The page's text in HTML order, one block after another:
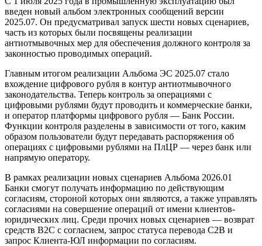
введен новый альбом электронных сообщений версии
2025.07. Он предусматривал запуск шести новых сценариев,
часть из которых были посвящены реализации
антиотмывочных мер для обеспечения должного контроля за
законностью проводимых операций.
Главным итогом реализации Альбома ЭС 2025.07 стало
вхождение цифрового рубля в контур антиотмывочного
законодательства. Теперь контроль за операциями с
цифровыми рублями будут проводить и коммерческие банки,
и оператор платформы цифрового рубля — Банк России.
Функции контроля разделены в зависимости от того, каким
образом пользователи будут передавать распоряжения об
операциях с цифровыми рублями на ПлЦР — через банк или
напрямую оператору.
В рамках реализации новых сценариев Альбома 2026.01
Банки смогут получать информацию по действующим
согласиям, стороной которых они являются, а также управлять
согласиями на совершение операций от имени клиентов-
юридических лиц. Среди прочих новых сценариев — возврат
средств B2C с согласием, запрос статуса перевода C2B и
запрос Клиента-ЮЛ информации по согласиям.